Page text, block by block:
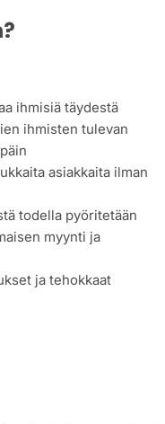
ihmisiä täydestä
ihmisten tulevan
asiakkaita ilman
todella pyöritetään
myynti ja
ja tehokkaat